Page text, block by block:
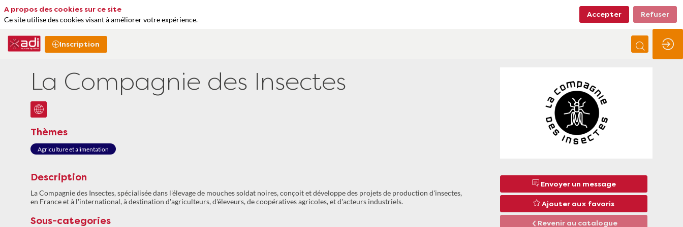
Inscription
La Compagnie des Insectes
Thèmes
Agriculture et alimentation
Envoyer un message
Ajouter aux favoris
Revenir au catalogue
Description
La Compagnie des Insectes, spécialisée dans l'élevage de mouches soldat noires, conçoit et développe des projets de production d'insectes,
en France et à l'international, à destination d'agriculteurs, d'éleveurs, de coopératives agricoles, et d'acteurs industriels.
Sous-categories
A propos des cookies sur ce site
Ce site utilise des cookies visant à améliorer votre expérience.
Accepter Refuser